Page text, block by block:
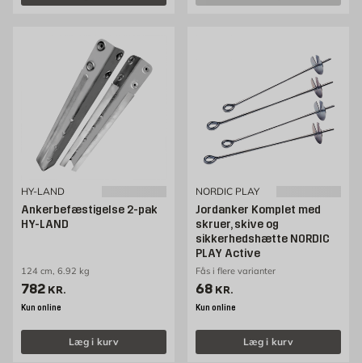
HY-LAND
Ankerbefæstigelse 2-pak
HY-LAND
124 cm, 6.92 kg
Pris 782 kr. /stk
782 KR.
Kun online
Læg i kurv
NORDIC PLAY
Jordanker Komplet med
skruer, skive og
sikkerhedshætte NORDIC
PLAY Active
Fås i flere varianter
Pris 68 kr. /stk
68 KR.
Kun online
Læg i kurv